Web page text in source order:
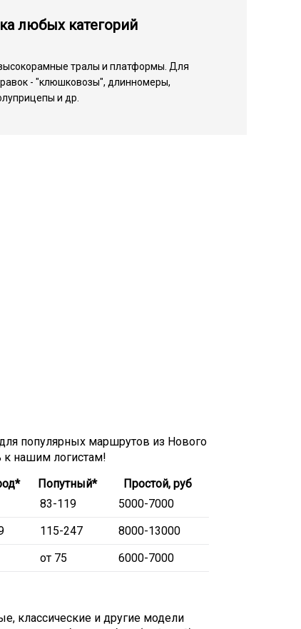
любых категорий
тралы и платформы. Для
- "клюшковозы", длинномеры,
и др.
популярных маршрутов из Нового
к нашим логистам!
Попутный*
Простой, руб
83-119
5000-7000
115-247
8000-13000
от 75 6000-7000
классические и другие модели